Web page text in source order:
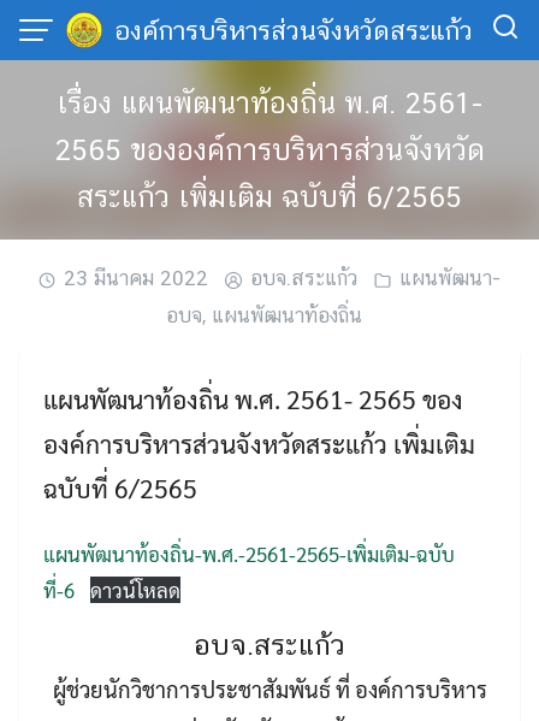
Skip
องค์การบริหารส่วนจังหวัดสระแก้ว
เรื่อง แผนพัฒนาท้องถิ่น พ.ศ. 2561-
2565 ขององค์การบริหารส่วนจังหวัด
สระแก้ว เพิ่มเติม ฉบับที่ 6/2565
23 มีนาคม 2022 อบจ.สระแก้ว
แผนพัฒนา-
อบจ, แผนพัฒนาท้องถิ่น
แผนพัฒนาท้องถิ่น พ.ศ. 2561- 2565 ของ
องค์การบริหารส่วนจังหวัดสระแก้ว เพิ่มเติม
ฉบับที่ 6/2565
แผนพัฒนาท้องถิ่น-พ.ศ.-2561-2565-เพิ่มเติม-ฉบับ
ที่-6 ดาวน์โหลด
อบจ.สระแก้ว
ผู้ช่วยนักวิชาการประชาสัมพันธ์ ที่ องค์การบริหาร